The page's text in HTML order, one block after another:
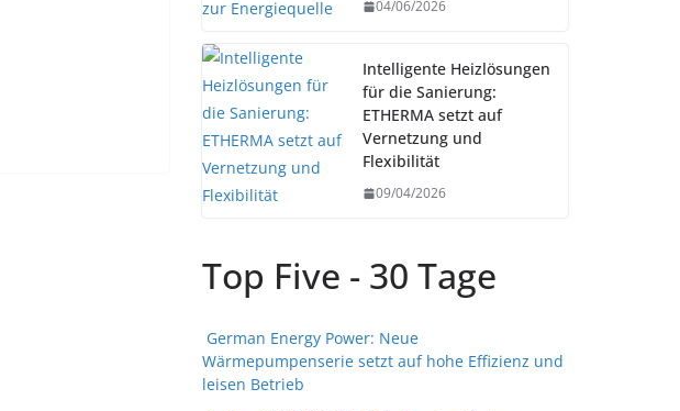
04/06/2026
Intelligente Heizlösungen
für die Sanierung:
ETHERMA setzt auf
Vernetzung und
Flexibilität
09/04/2026
Top Five - 30 Tage
German Energy Power: Neue
Wärmepumpenserie setzt auf hohe Effizienz und
leisen Betrieb